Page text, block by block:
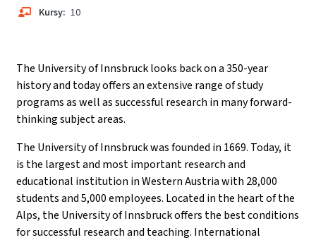
Kursy: 10
The University of Innsbruck looks back on a 350-year
history and today offers an extensive range of study
programs as well as successful research in many forward-
thinking subject areas.
The University of Innsbruck was founded in 1669. Today, it
is the largest and most important research and
educational institution in Western Austria with 28,000
students and 5,000 employees. Located in the heart of the
Alps, the University of Innsbruck offers the best conditions
for successful research and teaching. International